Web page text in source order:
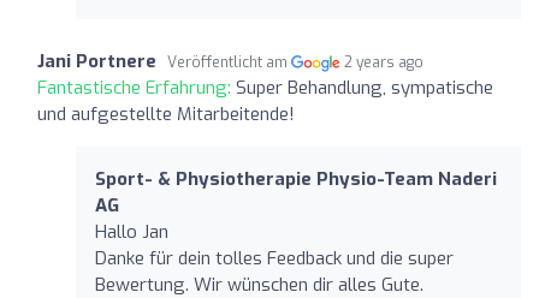
Jani Portnere Veröffentlicht am 2 years ago
Fantastische Erfahrung: Super Behandlung, sympatische
und aufgestellte Mitarbeitende!
Sport- & Physiotherapie Physio-Team Naderi
AG
Hallo Jan
Danke für dein tolles Feedback und die super
Bewertung. Wir wünschen dir alles Gute.